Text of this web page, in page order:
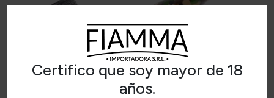
Certifico que soy mayor de 18
años.